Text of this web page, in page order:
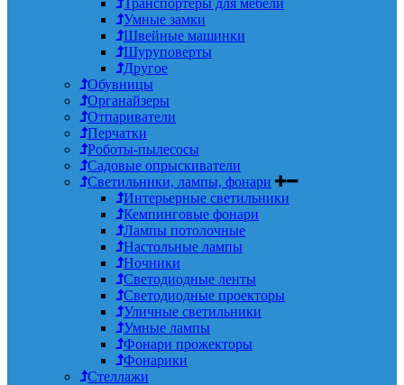
Умные замки
Швейные машинки
Шуруповерты
Другое
Обувницы
Органайзеры
Отпариватели
Перчатки
Роботы-пылесосы
Садовые опрыскиватели
Светильники, лампы, фонари
Интерьерные светильники
Кемпинговые фонари
Лампы потолочные
Настольные лампы
Ночники
Светодиодные ленты
Светодиодные проекторы
Уличные светильники
Умные лампы
Фонари прожекторы
Фонарики
Стеллажи